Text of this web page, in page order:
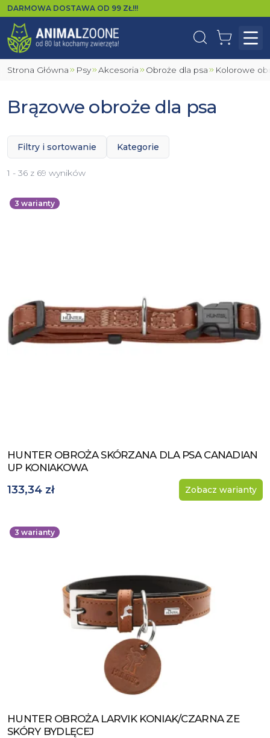
DARMOWA DOSTAWA OD 99 ZŁ!!!
WyszukajKoszyk
Strona Główna Psy Akcesoria Obroże dla psa Kolorowe
Brązowe obroże dla psa
Filtry i sortowanie Kategorie
1 - 36 z 69 wyników
3 warianty
Zobacz produkt
HUNTER OBROŻA SKÓRZANA DLA PSA CANADIAN
UP KONIAKOWA
133,34 zł Zobacz warianty
3 warianty
Zobacz produkt
HUNTER OBROŻA LARVIK KONIAK/CZARNA ZE
SKÓRY BYDLĘCEJ